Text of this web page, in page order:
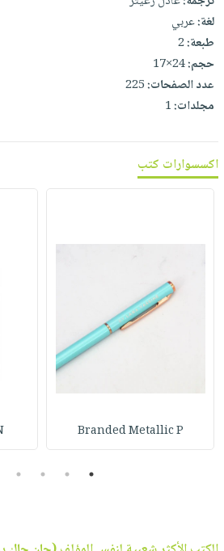
لغة:عربي
طبعة:2
حجم:24×17
عدد الصفحات:225
مجلدات:1
اكسسوارات كتب
Branded Metallic P
1
2
3
4